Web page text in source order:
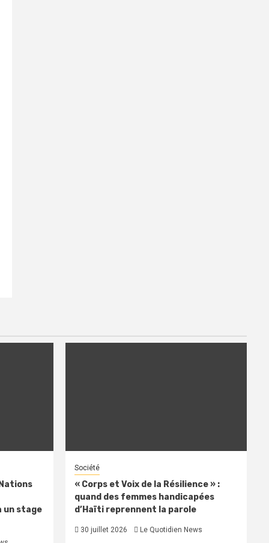
un stage
Société
« Corps et Voix de la Résilience » :
quand des femmes handicapées
d’Haïti reprennent la parole
30 juillet 2026 Le Quotidien News